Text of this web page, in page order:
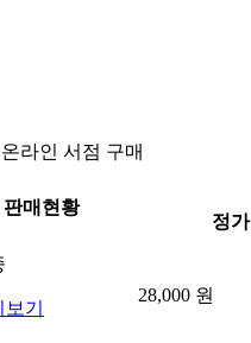
온라인 서점 구매
판매현황
정가
28,000 원